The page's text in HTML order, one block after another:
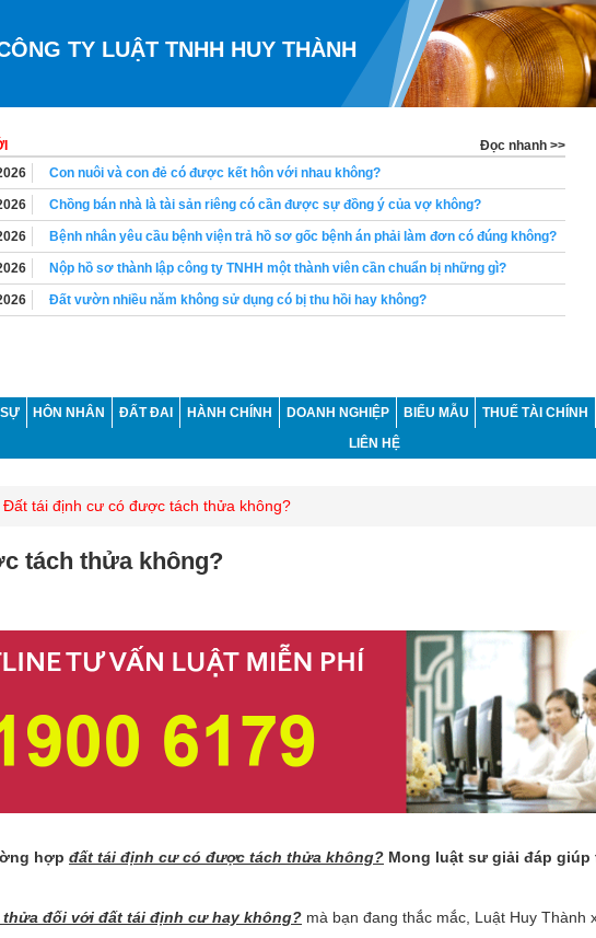
TY LUẬT TNHH HUY THÀNH
Đọc nhanh >>
Chồng bán nhà là tài sản riêng có cần được sự đồng ý của vợ không?
Bệnh nhân yêu cầu bệnh viện trả hồ sơ gốc bệnh án phải làm đơn có đúng không?
Nộp hồ sơ thành lập công ty TNHH một thành viên cần chuẩn bị những gì?
Đất vườn nhiều năm không sử dụng có bị thu hồi hay không?
Người lao động đã được ký hợp đồng lao động không thể bị đuổi việc đúng không?
Có bắt buộc hòa giải tranh chấp đất đai tại UBND xã trước khi khởi kiện không?
Chồng có quyền yêu cầu ly hôn trong khi vợ đang mang thai không?
Con nuôi và con đẻ có được kết hôn với nhau không?
HÔN NHÂN ĐẤT ĐAI HÀNH CHÍNH DOANH NGHIỆP BIỂU MẪU THUẾ TÀI CHÍNH
LIÊN HỆ
Đất tái định cư có được tách thửa không?
tách thửa không?
hợp đất tái định cư có được tách thửa không? Mong luật sư giải đáp giúp
đối với đất tái định cư hay không? mà bạn đang thắc mắc, Luật Huy Thành